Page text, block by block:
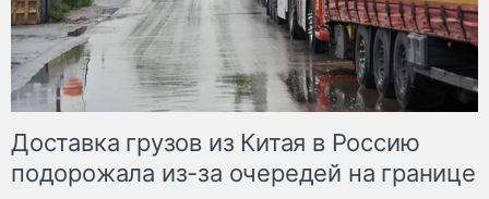
Доставка грузов из Китая в Россию
подорожала из-за очередей на границе